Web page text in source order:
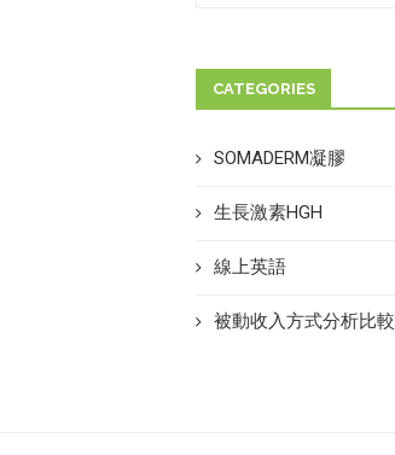
CATEGORIES
SOMADERM凝膠
生長激素HGH
線上英語
被動收入方式分析比較